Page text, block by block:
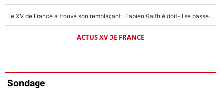
Le XV de France a trouvé son remplaçant : Fabien Galthié doit-il se passer d'Antoine Dupont ?
ACTUS XV DE FRANCE
Sondage